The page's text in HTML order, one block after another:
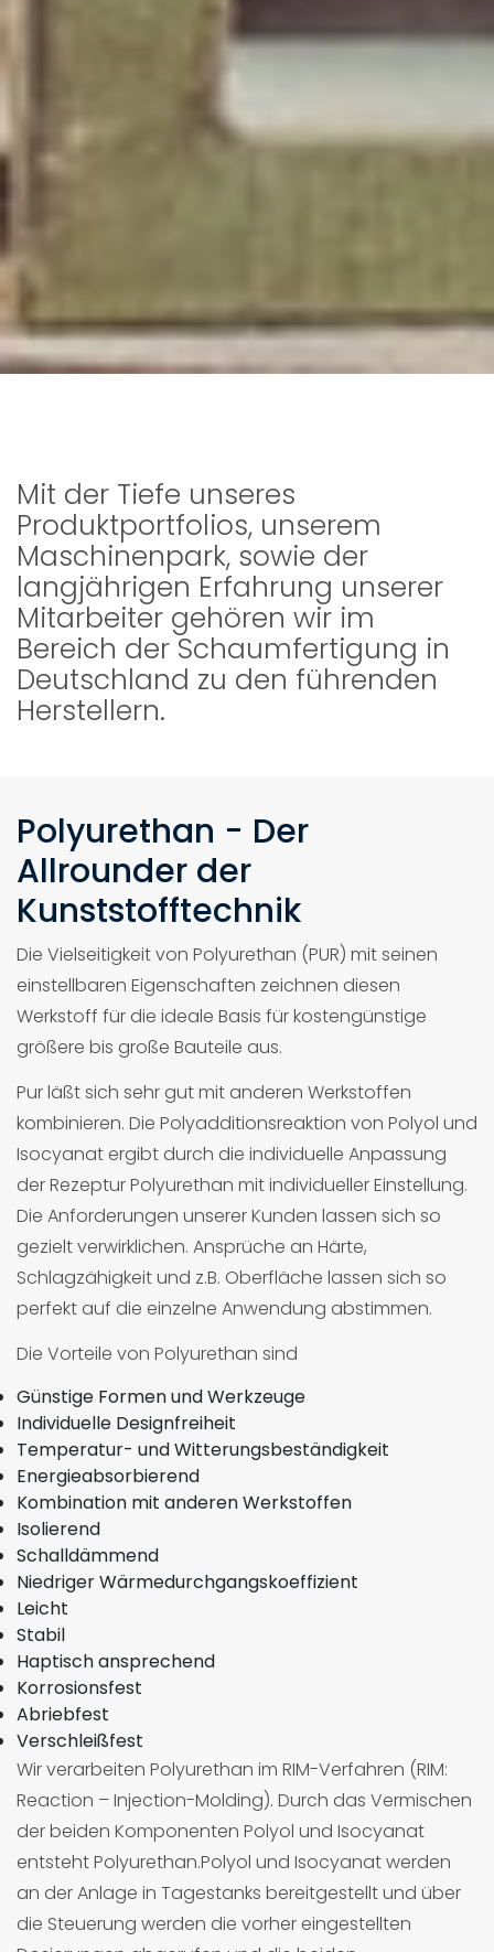
Mit der Tiefe unseres
Produktportfolios, unserem
Maschinenpark, sowie der
langjährigen Erfahrung unserer
Mitarbeiter gehören wir im
Bereich der Schaumfertigung in
Deutschland zu den führenden
Herstellern.
Polyurethan - Der
Allrounder der
Kunststofftechnik
Die Vielseitigkeit von Polyurethan (PUR) mit seinen
einstellbaren Eigenschaften zeichnen diesen
Werkstoff für die ideale Basis für kostengünstige
größere bis große Bauteile aus.
Pur läßt sich sehr gut mit anderen Werkstoffen
kombinieren. Die Polyadditionsreaktion von Polyol und
Isocyanat ergibt durch die individuelle Anpassung
der Rezeptur Polyurethan mit individueller Einstellung.
Die Anforderungen unserer Kunden lassen sich so
gezielt verwirklichen. Ansprüche an Härte,
Schlagzähigkeit und z.B. Oberfläche lassen sich so
perfekt auf die einzelne Anwendung abstimmen.
Die Vorteile von Polyurethan sind
Günstige Formen und Werkzeuge
Individuelle Designfreiheit
Temperatur- und Witterungsbeständigkeit
Energieabsorbierend
Kombination mit anderen Werkstoffen
Isolierend
Schalldämmend
Niedriger Wärmedurchgangskoeffizient
Leicht
Stabil
Haptisch ansprechend
Korrosionsfest
Abriebfest
Verschleißfest
Wir verarbeiten Polyurethan im RIM-Verfahren (RIM:
Reaction – Injection-Molding). Durch das Vermischen
der beiden Komponenten Polyol und Isocyanat
entsteht Polyurethan.Polyol und Isocyanat werden
an der Anlage in Tagestanks bereitgestellt und über
die Steuerung werden die vorher eingestellten